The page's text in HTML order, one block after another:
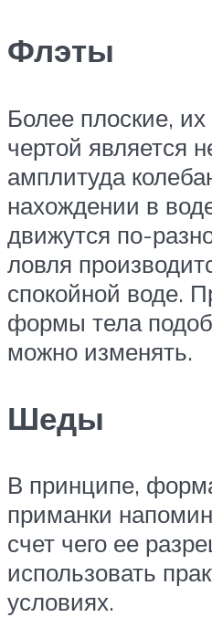
Флэты
Более плоские,
чертой является
амплитуда
нахождении в
движутся по-
ловля
спокойной воде.
формы тела
можно изменять.
Шеды
В принципе,
приманки
счет чего ее
использовать
условиях.